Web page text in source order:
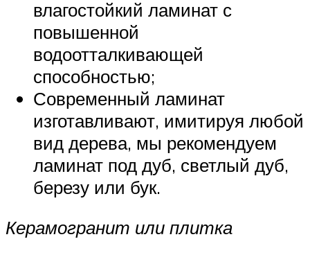
влагостойкий ламинат с
повышенной
водоотталкивающей
способностью;
Современный ламинат
изготавливают, имитируя любой
вид дерева, мы рекомендуем
ламинат под дуб, светлый дуб,
березу или бук.
Керамогранит или плитка